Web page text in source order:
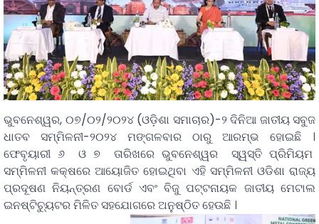
ଭୁବନେଶ୍ୱର, ୦୭/୦୨/୨୦୨୪ (ଓଡ଼ିଶା ସମାଚାର)-୨ ଦିନିଆ ଜାତୀୟ ସବୁଜ
ଧାତବ ସମ୍ମିଳନୀ-୨୦୨୪ ମଙ୍ଗଳବାର ଠାରୁ ଆରମ୍ଭ ହୋଇଛି ।
ଫେବୃୟାରୀ ୬ ଓ ୭ ତାରିଖରେ ଭୁବନେଶ୍ୱର ସ୍ୱସ୍ତି ପ୍ରିମିୟମ
ସମ୍ମିଳନୀ କକ୍ଷରେ ଆୟୋଜିତ ହୋଇଥିବା ଏହି ସମ୍ମିଳନୀ ଓଡିଶା ରାଜ୍ୟ
ପ୍ରଦୂଷଣ ନିୟନ୍ତ୍ରଣ ବୋର୍ଡ ଏବଂ ବିଜୁ ପଟ୍ଟନାୟକ ଜାତୀୟ ମେଟାଲ
ଇନଷ୍ଟିଚ୍ୟୁଟର ମିଳିତ ସହଯୋଗରେ ଅନୁଷ୍ଠିତ ହେଉଛି ।